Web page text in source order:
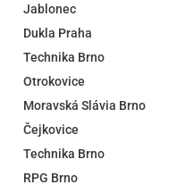
Jablonec
Dukla Praha
Technika Brno
Otrokovice
Moravská Slávia Brno
Čejkovice
Technika Brno
RPG Brno